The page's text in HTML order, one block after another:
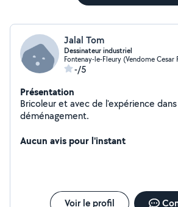
Jalal Tom
Dessinateur industriel
Fontenay-le-Fleury (Vendome Cesar
-/5
Présentation
Bricoleur et avec de l'expérience
déménagement.
Aucun avis pour l'instant
Voir le profil